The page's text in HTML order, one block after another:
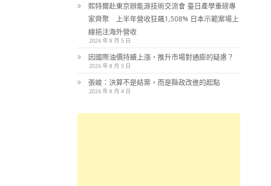
熙特爾赴東京辦能源技術交流會 臺日產學重磅專
家齊聚 上半年營收狂飆1,508% 日本示範案場上
線挹注海外營收
2026 年 8 月 5 日
因國際油價持續上漲，推升市場對通膨的疑慮？
2026 年 8 月 5 日
張峻：決算不是結案，而是縣政改進的起點
2026 年 8 月 4 日